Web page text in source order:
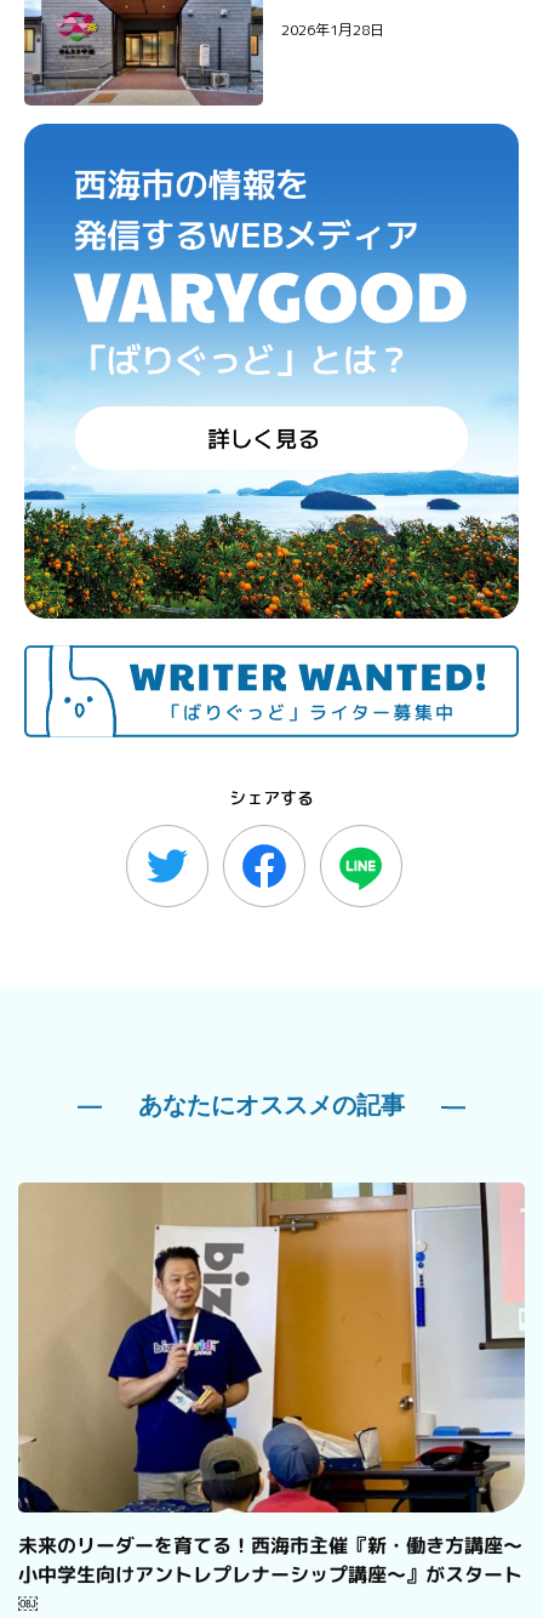
2026年1月28日
シェアする
あなたにオススメの記事
未来のリーダーを育てる！西海市主催『新・働き方講座〜
小中学生向けアントレプレナーシップ講座〜』がスタート
￼